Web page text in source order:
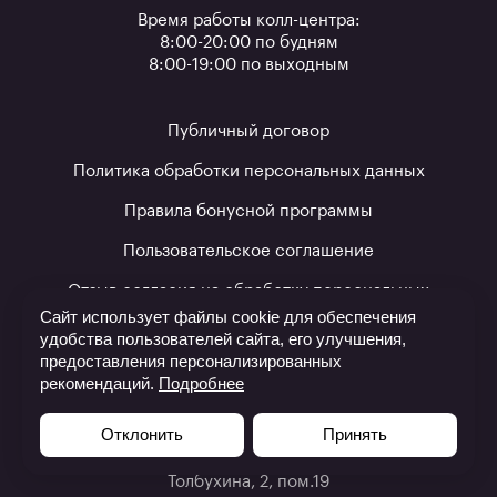
Время работы колл-центра:
8:00-20:00 по будням
8:00-19:00 по выходным
Публичный договор
Политика обработки персональных данных
Правила бонусной программы
Пользовательское соглашение
Отзыв согласия на обработку персональных
данных
Настройки Cookie
ООО «Байскилз», УНП 193454177
220012, Республика Беларусь, г. Минск, ул.
Толбухина, 2, пом.19
Сайт использует файлы cookie для обеспечения
удобства пользователей сайта, его улучшения,
предоставления персонализированных
рекомендаций. Подробнее
Отклонить Принять